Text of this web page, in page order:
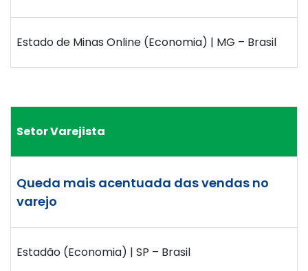
Estado de Minas Online (Economia) | MG – Brasil
Setor Varejista
Queda mais acentuada das vendas no
varejo
Estadão (Economia) | SP – Brasil